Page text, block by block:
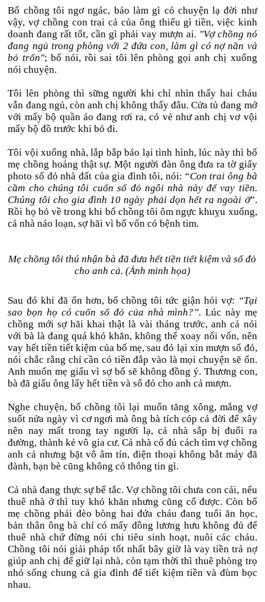
Bố chồng tôi ngơ ngác, bảo làm gì có chuyện lạ đời như
vậy, vợ chồng con trai cả của ông thiếu gì tiền, việc kinh
doanh đang rất tốt, cần gì phải vay mượn ai. "Vợ chồng nó
đang ngủ trong phòng với 2 đứa con, làm gì có nợ nần và
bỏ trốn"; bố nói, rồi sai tôi lên phòng gọi anh chị xuống
nói chuyện.
Tôi lên phòng thì sững người khi chỉ nhìn thấy hai cháu
vẫn đang ngủ, còn anh chị không thấy đâu. Cửa tủ đang mở
với mấy bộ quần áo đang rơi ra, có vẻ như anh chị vơ vội
mấy bộ đồ trước khi bỏ đi.
Tôi vội xuống nhà, lắp bắp báo lại tình hình, lúc này thì bố
mẹ chồng hoảng thật sự. Một người đàn ông đưa ra tờ giấy
photo sổ đỏ nhà đất của gia đình tôi, nói: “Con trai ông bà
cầm cho chúng tôi cuốn sổ đỏ ngôi nhà này để vay tiền.
Chúng tôi cho gia đình 10 ngày phải dọn hết ra ngoài ở”.
Rồi họ bỏ về trong khi bố chồng tôi ôm ngực khuỵu xuống,
cả nhà náo loạn, sợ hãi vì bố vốn có bệnh tim.
Mẹ chồng tôi thú nhận bà đã đưa hết tiền tiết kiệm và sổ đỏ
cho anh cả. (Ảnh minh họa)
Sau đó khi đã ổn hơn, bố chồng tôi tức giận hỏi vợ: “Tại
sao bọn họ có cuốn sổ đỏ của nhà mình?”. Lúc này mẹ
chồng mới sợ hãi khai thật là vài tháng trước, anh cả nói
với bà là đang quá khó khăn, không thể xoay nổi vốn, nên
vay hết tiền tiết kiệm của bố mẹ, sau đó lại xin mượn sổ đỏ,
nói chắc rằng chỉ cần có tiền đắp vào là mọi chuyện sẽ ổn.
Anh muốn mẹ giấu vì sợ bố sẽ không đồng ý. Thương con,
bà đã giấu ông lấy hết tiền và sổ đỏ cho anh cả mượn.
Nghe chuyện, bố chồng tôi lại muốn tăng xông, mắng vợ
suốt nửa ngày vì cơ ngơi mà ông bà tích cóp cả đời để xây
nên nay mất trong tay người lạ, cả nhà sắp bị đuổi ra
đường, thành kẻ vô gia cư. Cả nhà cố đủ cách tìm vợ chồng
anh cả nhưng bặt vô âm tín, điện thoại không bắt máy đã
đành, bạn bè cũng không có thông tin gì.
Cả nhà đang thực sự bế tắc. Vợ chồng tôi chưa con cái, nếu
thuê nhà ở thì tuy khó khăn nhưng cũng cố được. Còn bố
mẹ chồng phải đèo bòng hai đứa cháu đang tuổi ăn học,
bản thân ông bà chỉ có mấy đồng lương hưu không đủ để
thuê nhà chứ đừng nói chi tiêu sinh hoạt, nuôi các cháu.
Chồng tôi nói giải pháp tốt nhất bây giờ là vay tiền trả nợ
giúp anh chị để giữ lại nhà, còn tạm thời thì thuê phòng trọ
nhỏ sống chung cả gia đình để tiết kiệm tiền và đùm bọc
nhau.